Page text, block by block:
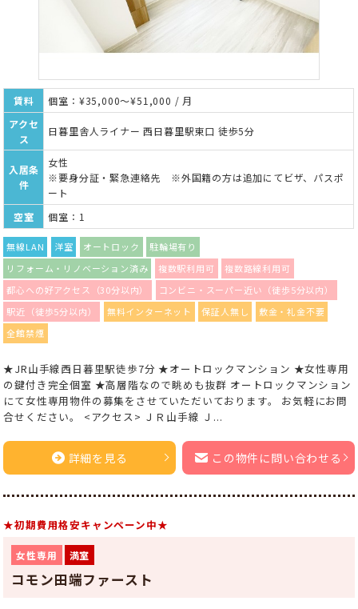
賃料
個室：¥35,000～¥51,000 / 月
アクセ
ス
日暮里舎人ライナー 西日暮里駅東口 徒歩5分
入居条
件
女性
※要身分証・緊急連絡先 ※外国籍の方は追加にてビザ、パスポ
ート
空室
個室：1
無線LAN 洋室 オートロック
駐輪場有り
リフォーム・リノベーション済み
複数駅利用可
複数路線利用可
都心への好アクセス（30分以内）
コンビニ・スーパー近い（徒歩5分以内）
駅近（徒歩5分以内）
無料インターネット 保証人無し
敷金・礼金不要
全館禁煙
★JR山手線西日暮里駅徒歩7分 ★オートロックマンション ★女性専用
の鍵付き完全個室 ★高層階なので眺めも抜群 オートロックマンション
にて女性専用物件の募集をさせていただいております。 お気軽にお問
合せください。 <アクセス> ＪＲ山手線 Ｊ...
詳細を見る この物件に問い合わせる
★初期費用格安キャンペーン中★
女性専用 満室
コモン田端ファースト